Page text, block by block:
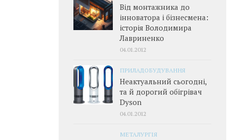
Від монтажника до
інноватора і бізнесмена:
історія Володимира
Лавриненко
04.01.2012
ПРИЛАДОБУДУВАННЯ
Неактуальний сьогодні,
та й дорогий обігрівач
Dyson
04.01.2012
МЕТАЛУРГІЯ